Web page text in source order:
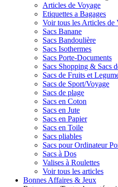
Articles de Voyage
Etiquettes a Bagages
Voir tous les Articles de
Sacs Banane
Sacs Bandoulière
Sacs Isothermes
Sacs Porte-Documents
Sacs Shopping & Sacs
Sacs de Fruits et
Sacs de Sport/Voyage
Sacs de plage
Sacs en Coton
Sacs en Jute
Sacs en Papier
Sacs en Toile
Sacs pliables
Sacs pour Ordinateur
Sacs à Dos
Valises à Roulettes
Voir tous les articles
Bonnes Affaires & Jeux